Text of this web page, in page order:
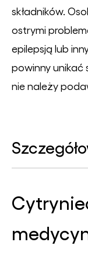
składników.
ostrymi
epilepsją lub
powinny unikać
nie należy